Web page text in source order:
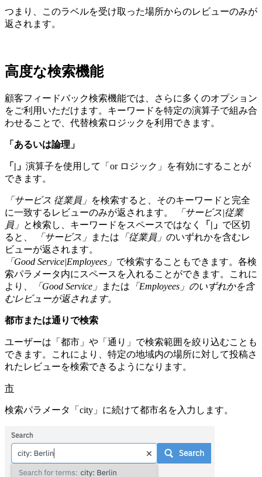
つまり、このラベルを受け取った場所からのレビューのみが
返されます。
高度な検索機能
顧客フィードバック検索機能では、さらに多くのオプション
をご利用いただけます。キーワードを特定の演算子で組み合
わせることで、代替検索ロジックを利用できます。
「あるいは論理」
「|」 演算子を使用して「or ロジック」を有効にすることが
できます。
「サービス 従業員」 を検索すると、そのキーワードと完全
に一致するレビューのみが返されます。
「サービス|従業
員」 と検索し、キーワードをスペースではなく 「|」 で区切
ると、
「サービス」 または 「従業員」 のいずれかを含むレ
ビューが返されます。
「Good Service|Employees」 で検索することもできます。各検
索パラメータ内にスペースを入れることができます。これに
より 、「Good Service」 または 「Employees」のいずれかを含
むレビューが返されます。
都市または通りで検索
ユーザーは「都市」や「通り」で検索範囲を絞り込むことも
できます。これにより、特定の地域内の場所に対して投稿さ
れたレビューを検索できるようになります。
市
検索パラメータ「city」に続けて都市名を入力します。